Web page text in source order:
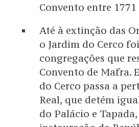
Convento entre 1771
Até à extinção das
o Jardim do Cerco
congregações que
Convento de Mafra.
do Cerco passa a
Real, que detém
do Palácio e